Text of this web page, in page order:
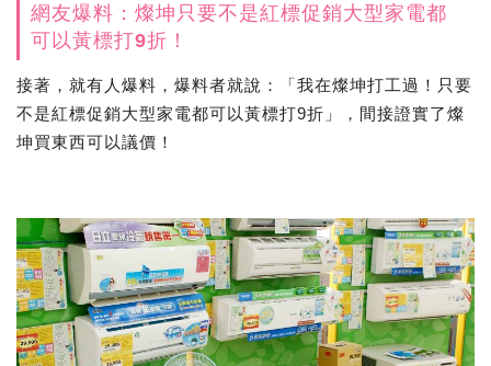
網友爆料：燦坤只要不是紅標促銷大型家電都
可以黃標打9折！
接著，就有人爆料，爆料者就說：「我在燦坤打工過！只要
不是紅標促銷大型家電都可以黃標打9折」，間接證實了燦
坤買東西可以議價！